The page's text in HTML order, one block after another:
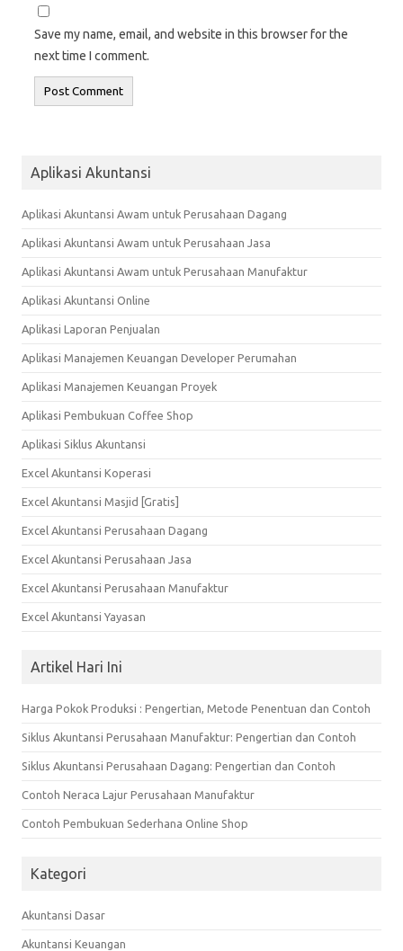
Save my name, email, and website in this browser for the
next time I comment.
Aplikasi Akuntansi
Aplikasi Akuntansi Awam untuk Perusahaan Dagang
Aplikasi Akuntansi Awam untuk Perusahaan Jasa
Aplikasi Akuntansi Awam untuk Perusahaan Manufaktur
Aplikasi Akuntansi Online
Aplikasi Laporan Penjualan
Aplikasi Manajemen Keuangan Developer Perumahan
Aplikasi Manajemen Keuangan Proyek
Aplikasi Pembukuan Coffee Shop
Aplikasi Siklus Akuntansi
Excel Akuntansi Koperasi
Excel Akuntansi Masjid [Gratis]
Excel Akuntansi Perusahaan Dagang
Excel Akuntansi Perusahaan Jasa
Excel Akuntansi Perusahaan Manufaktur
Excel Akuntansi Yayasan
Artikel Hari Ini
Harga Pokok Produksi : Pengertian, Metode Penentuan dan Contoh
Siklus Akuntansi Perusahaan Manufaktur: Pengertian dan Contoh
Siklus Akuntansi Perusahaan Dagang: Pengertian dan Contoh
Contoh Neraca Lajur Perusahaan Manufaktur
Contoh Pembukuan Sederhana Online Shop
Kategori
Akuntansi Dasar
Akuntansi Keuangan